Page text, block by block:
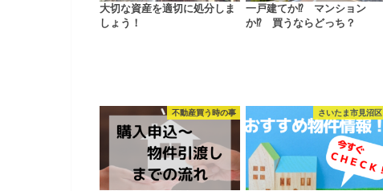
大切な資産を適切に処分しま
しょう！
一戸建てか⁉ マンション
か⁉ 買うならどっち？
不動産買う時の事 さいたま市見沼区